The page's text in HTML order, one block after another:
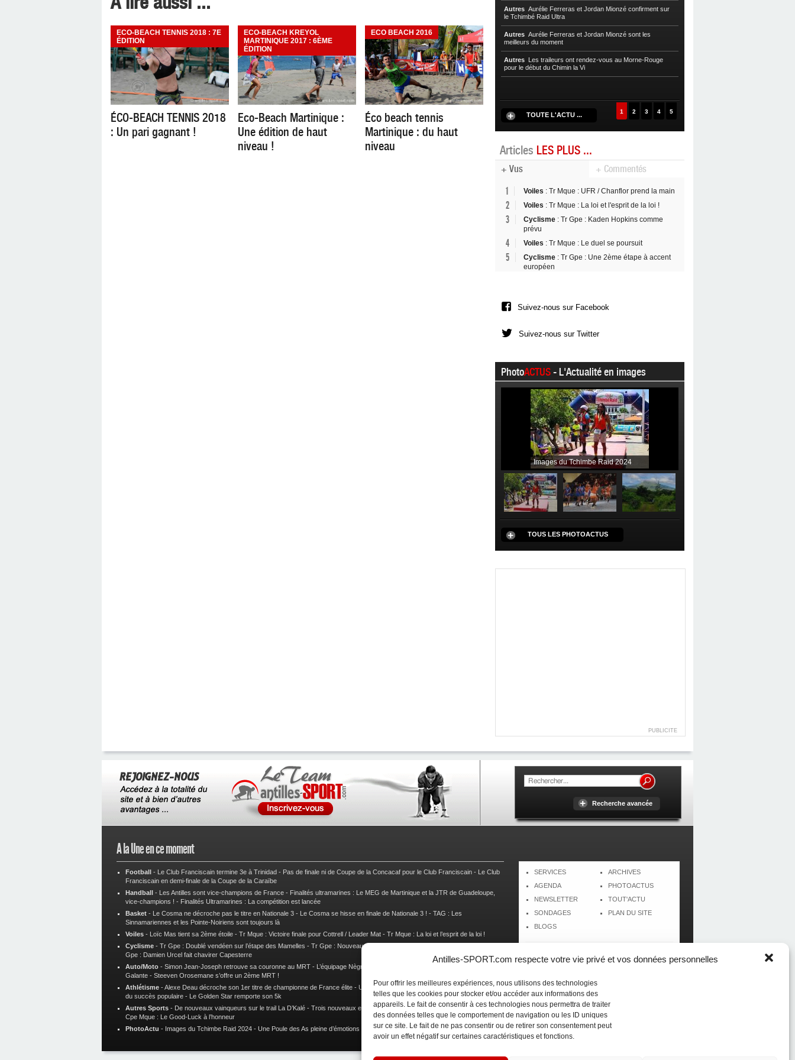
Antilles-SPORT.com respecte votre vie privé et vos données personnelles
Pour offrir les meilleures expériences, nous utilisons des technologies
telles que les cookies pour stocker et/ou accéder aux informations des
appareils. Le fait de consentir à ces technologies nous permettra de traiter
des données telles que le comportement de navigation ou les ID uniques
sur ce site. Le fait de ne pas consentir ou de retirer son consentement peut
avoir un effet négatif sur certaines caractéristiques et fonctions.
ECO-BEACH TENNIS 2018 : 7E
ÉDITION
ÉCO-BEACH TENNIS 2018
: Un pari gagnant !
ECO-BEACH KREYOL
MARTINIQUE 2017 : 6ÈME
ÉDITION
Eco-Beach Martinique :
Une édition de haut
niveau !
ECO BEACH 2016
Éco beach tennis
Martinique : du haut
niveau
Autres Aurélie Ferreras et Jordan Mionzé confirment sur
le Tchimbé Raid Ultra
Autres Aurélie Ferreras et Jordan Mionzé sont les
meilleurs du moment
Autres Les traileurs ont rendez-vous au Morne-Rouge
pour le début du Chimin la Vi
TOUTE L'ACTU ... 1 2 3 4 5
Articles LES PLUS ...
+ Vus + Commentés
1 Voiles : Tr Mque : UFR / Chanflor prend la main
2 Voiles : Tr Mque : La loi et l'esprit de la loi !
3 Cyclisme : Tr Gpe : Kaden Hopkins comme
prévu
4 Voiles : Tr Mque : Le duel se poursuit
5 Cyclisme : Tr Gpe : Une 2ème étape à accent
européen
Suivez-nous sur Facebook
Suivez-nous sur Twitter
PhotoACTUS- L'Actualité en images
Images du Tchimbe Raid 2024
TOUS LES PHOTOACTUS
PUBLICITE
Recherche avancée
A la Une en ce moment
Football - Le Club Franciscain termine 3e à Trinidad - Pas de finale ni de Coupe de la Concacaf pour le Club Franciscain - Le Club
Franciscain en demi-finale de la Coupe de la Caraïbe
Handball - Les Antilles sont vice-champions de France - Finalités ultramarines : Le MEG de Martinique et la JTR de Guadeloupe,
vice-champions ! - Finalités Ultramarines : La compétition est lancée
Basket - Le Cosma ne décroche pas le titre en Nationale 3 - Le Cosma se hisse en finale de Nationale 3 ! - TAG : Les
Sinnamariennes et les Pointe-Noiriens sont toujours là
Voiles - Loïc Mas tient sa 2ème étoile - Tr Mque : Victoire finale pour Cottrell / Leader Mat - Tr Mque : La loi et l’esprit de la loi !
Cyclisme - Tr Gpe : Doublé vendéen sur l’étape des Mamelles - Tr Gpe : Nouveau changement de leader, Damien Urcel out
Gpe : Damien Urcel fait chavirer Capesterre
Auto/Moto - Simon Jean-Joseph retrouve sa couronne au MRT - L’équipage Nègre – Gérard remporte le 9e rallye du Pays Marie-
Galante - Steeven Orosemane s’offre un 2ème MRT !
Athlétisme -Alexe Deau décroche son 1er titre de championne de France élite - Un semi marathon sous le signe de la chaleur et
du succès populaire - Le Golden Star remporte son 5k
Autres Sports - De nouveaux vainqueurs sur le trail La D’Kalé - Trois nouveaux et un habitué au palmarès du Trail des Trésors-
Cpe Mque : Le Good-Luck à l’honneur
PhotoActu - Images du Tchimbe Raid 2024 - Une Poule des As pleine d’émotions ! Images de la Woulib 113 X-Trem
SERVICES
AGENDA
NEWSLETTER
SONDAGES
BLOGS
ARCHIVES
PHOTOACTUS
TOUT'ACTU
PLAN DU SITE